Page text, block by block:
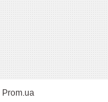
Prom.ua